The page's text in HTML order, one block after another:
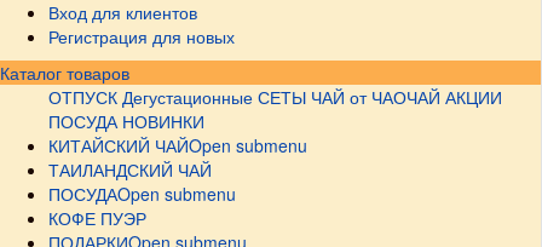
Вход для клиентов
Регистрация для новых
Каталог товаров
ОТПУСК Дегустационные СЕТЫ ЧАЙ от ЧАОЧАЙ АКЦИИ
ПОСУДА НОВИНКИ
КИТАЙСКИЙ ЧАЙOpen submenu
ТАИЛАНДСКИЙ ЧАЙ
ПОСУДАOpen submenu
КОФЕ ПУЭР
ПОДАРКИOpen submenu